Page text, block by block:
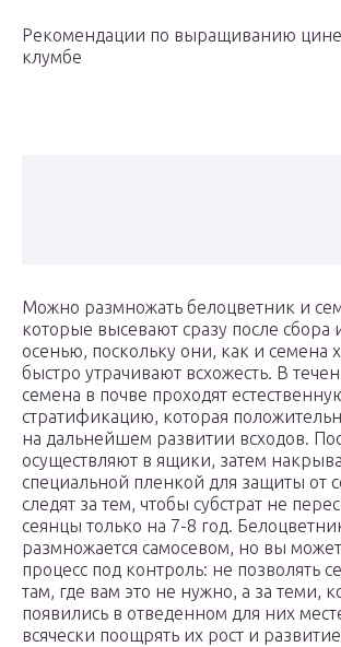
Рекомендации по выращиванию
клумбе
Можно размножать белоцветник и
которые высевают сразу после сбора
осенью, поскольку они, как и семена
быстро утрачивают всхожесть. В
семена в почве проходят
стратификацию, которая
на дальнейшем развитии всходов.
осуществляют в ящики, затем
специальной пленкой для защиты от
следят за тем, чтобы субстрат не
сеянцы только на 7-8 год.
размножается самосевом, но вы
процесс под контроль: не позволять
там, где вам это не нужно, а за теми,
появились в отведенном для них
всячески поощрять их рост и